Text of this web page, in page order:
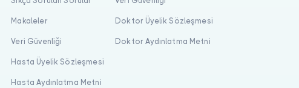
Makaleler
Veri Güvenliği
Hasta Üyelik Sözleşmesi
Hasta Aydınlatma Metni
Doktor Üyelik Sözleşmesi
Doktor Aydınlatma Metni